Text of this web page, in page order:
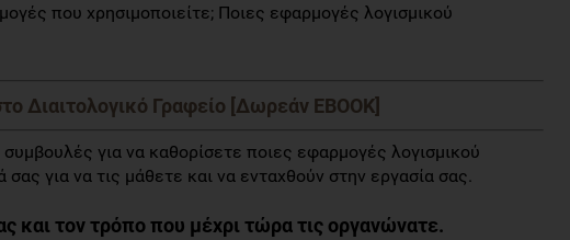
που χρησιμοποιείτε; Ποιες εφαρμογές λογισμικού
Διαιτολογικό Γραφείο [Δωρεάν EBOOK]
για να καθορίσετε ποιες εφαρμογές λογισμικού
σας για να τις μάθετε και να ενταχθούν στην εργασία σας.
και τον τρόπο που μέχρι τώρα τις οργανώνατε.